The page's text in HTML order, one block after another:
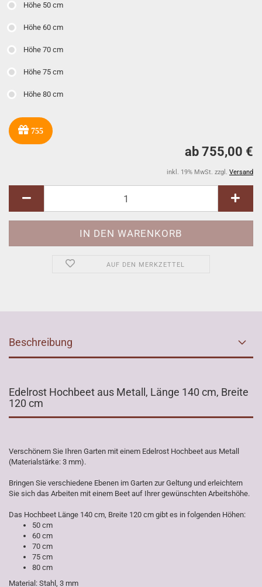
Höhe 50 cm
Höhe 60 cm
Höhe 70 cm
Höhe 75 cm
Höhe 80 cm
755
ab 755,00 €
inkl. 19% MwSt. zzgl. Versand
AUF DEN MERKZETTEL
Beschreibung
Edelrost Hochbeet aus Metall, Länge 140 cm, Breite
120 cm
Verschönern Sie Ihren Garten mit einem Edelrost Hochbeet aus Metall
(Materialstärke: 3 mm).
Bringen Sie verschiedene Ebenen im Garten zur Geltung und erleichtern
Sie sich das Arbeiten mit einem Beet auf Ihrer gewünschten Arbeitshöhe.
Das Hochbeet Länge 140 cm, Breite 120 cm gibt es in folgenden Höhen:
50 cm
60 cm
70 cm
75 cm
80 cm
Material: Stahl, 3 mm